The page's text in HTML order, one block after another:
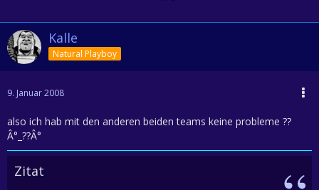
Kalle
Natural Playboy
9. Januar 2008
also ich hab mit den anderen beiden teams keine probleme ??
Â°_??Â°
Zitat